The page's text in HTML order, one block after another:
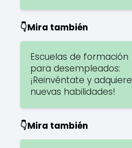
👇Mira también
Escuelas de formación
para desempleados:
¡Reinvéntate y adquiere
nuevas habilidades!
👇Mira también